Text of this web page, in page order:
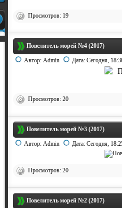
Просмотров: 19
Повелитель морей №4 (2017)
Автор: Admin Дата: Сегодня,
Просмотров: 20
Повелитель морей №3 (2017)
Автор: Admin Дата: Сегодня,
Просмотров: 20
Повелитель морей №2 (2017)